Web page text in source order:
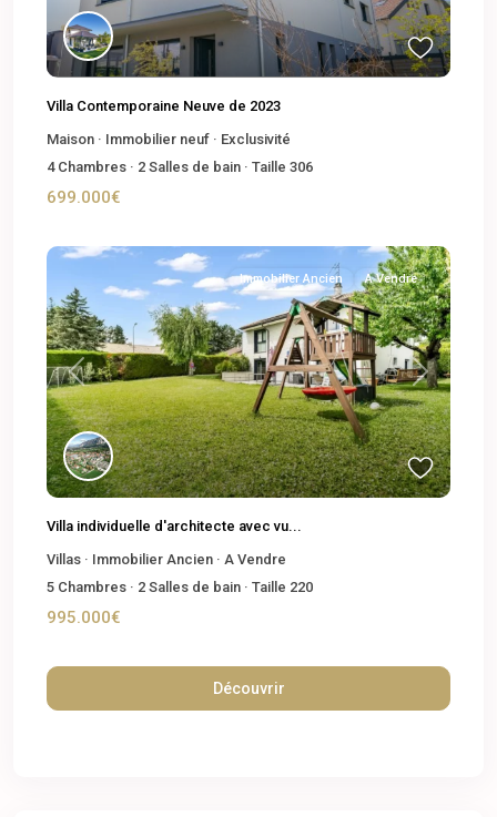
Villa Contemporaine Neuve de 2023
Maison · Immobilier neuf · Exclusivité
4Chambres · 2 Salles de bain · Taille 306
699.000€
Previous Next
Immobilier Ancien A Vendre
Villa individuelle d'architecte avec vu...
Villas · Immobilier Ancien · A Vendre
5 Chambres · 2 Salles de bain · Taille 220
995.000€
Découvrir